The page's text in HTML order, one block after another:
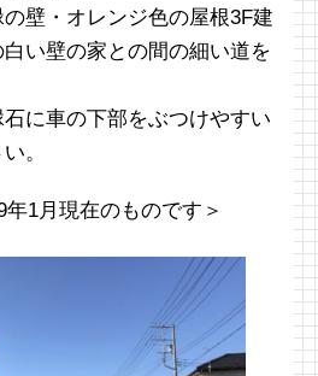
壁・オレンジ色の屋根3F建
い壁の家との間の細い道を
に車の下部をぶつけやすい
。
年1月現在のものです＞